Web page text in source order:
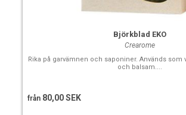
Björkblad EKO
Crearome
Rika på garvämnen och saponiner. Används som
och balsam....
från 80,00 SEK